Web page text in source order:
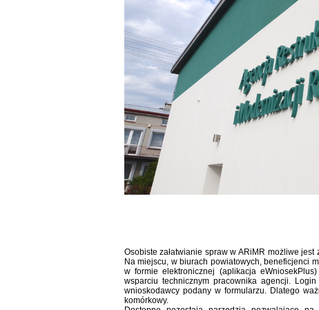
Osobiste załatwianie spraw w ARiMR możliwe
Na miejscu, w biurach powiatowych, beneficjenci
w formie elektronicznej (aplikacja
wsparciu technicznym pracownika agencji.
wnioskodawcy podany w formularzu. Dlatego
komórkowy.